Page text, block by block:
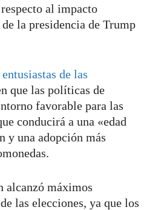
al impacto
la presidencia de Trump
entusiastas de las
que las políticas de
favorable para las
conducirá a una «edad
y una adopción más
alcanzó máximos
las elecciones, ya que los